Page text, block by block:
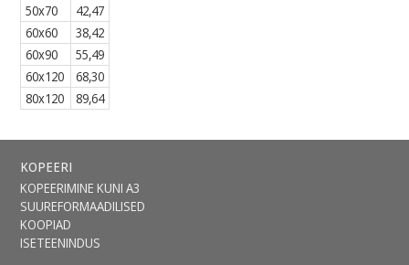
50x70
42,47
60x60
38,42
60x90
55,49
60x120
68,30
80x120
89,64
KOPEERI
KOPEERIMINE KUNI A3
SUUREFORMAADILISED
KOOPIAD
ISETEENINDUS